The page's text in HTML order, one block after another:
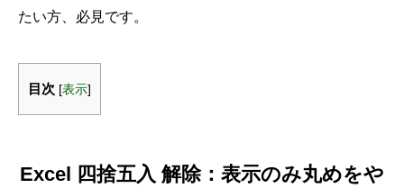
たい方、必見です。
目次 [表示]
Excel 四捨五入 解除：表示のみ丸めをや